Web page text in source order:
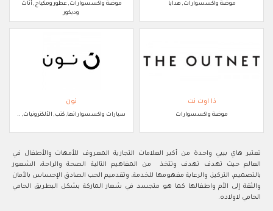
موضة واكسسوارات, هدايا
موضة واكسسوارات, عطور ومكياج, أثاث
وديكور
ذا اوت نت
موضة واكسسوارات
نون
سيارات واكسسواراتها, كتب, الألكترونيات, ..
تعتبر هاي بيبي واحدة من أكبر العلامات التجارية المعروف للأمهات والأطفال في
العالم حيث تهدف تهدف وتتخذ من المفاهيم التالية الصحة والراحة، الشعور
بالتصميم، التركيز، والرعاية مفهومها للخدمة، وتقدميم الحب الصادق الإحساس بالأمان
والثقة إلى الأم واطفالها كما هو متجسد في شعار الماركة بشكل البطريق الحامي
الحامي لاولاده.